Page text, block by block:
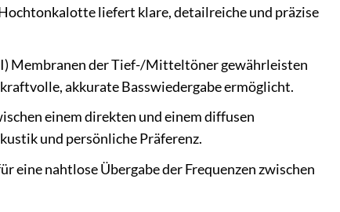
liefert klare, detailreiche und präzise
Membranen der Tief-/Mitteltöner gewährleisten
akkurate Basswiedergabe ermöglicht.
einem direkten und einem diffusen
und persönliche Präferenz.
eine nahtlose Übergabe der Frequenzen zwischen